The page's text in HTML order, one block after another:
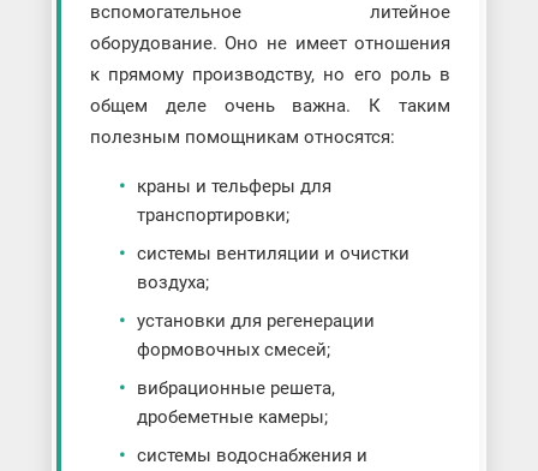
вспомогательное литейное
оборудование. Оно не имеет отношения
к прямому производству, но его роль в
общем деле очень важна. К таким
полезным помощникам относятся:
краны и тельферы для
транспортировки;
системы вентиляции и очистки
воздуха;
установки для регенерации
формовочных смесей;
вибрационные решета,
дробеметные камеры;
системы водоснабжения и